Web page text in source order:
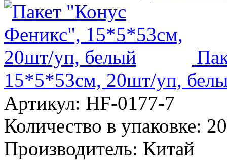
15*5*53см, 20шт/уп,
Артикул: HF-0177-7
Количество в упаковке: 20
Производитель: Китай